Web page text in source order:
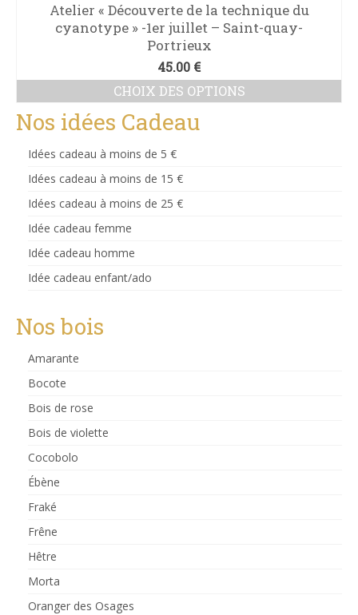
Atelier « Découverte de la technique du
cyanotype » -1er juillet – Saint-quay-
Portrieux
45.00 €
CHOIX DES OPTIONS
produit
variations.
options
Nos idées Cadeau
Idées cadeau à moins de 5 €
Idées cadeau à moins de 15 €
Idées cadeau à moins de 25 €
Idée cadeau femme
Idée cadeau homme
Idée cadeau enfant/ado
Nos bois
Amarante
Bocote
Bois de rose
Bois de violette
Cocobolo
Ébène
Fraké
Frêne
Hêtre
Morta
Oranger des Osages